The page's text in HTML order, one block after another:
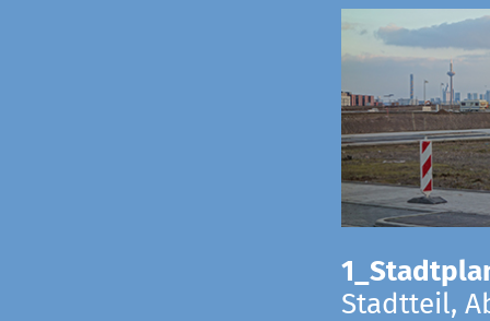
Stadtteil,